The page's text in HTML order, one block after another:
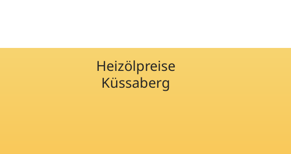
Heizölpreise
Küssaberg